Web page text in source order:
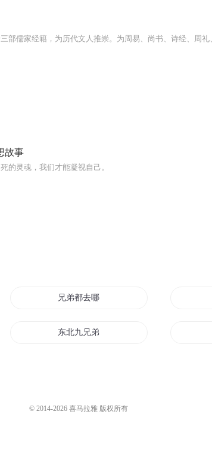
故事
的灵魂，我们才能凝视自己。
兄弟都去哪了
东北九兄弟
© 2014-2026 喜马拉雅 版权所有